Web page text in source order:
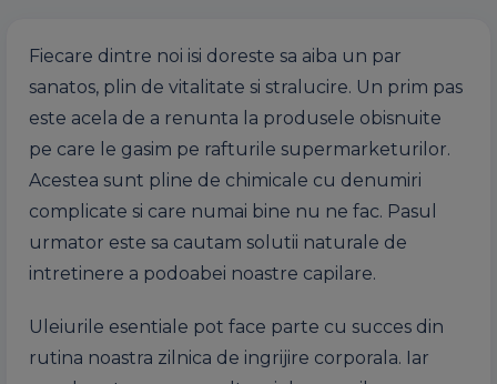
Fiecare dintre noi isi doreste sa aiba un par
sanatos, plin de vitalitate si stralucire. Un prim pas
este acela de a renunta la produsele obisnuite
pe care le gasim pe rafturile supermarketurilor.
Acestea sunt pline de chimicale cu denumiri
complicate si care numai bine nu ne fac. Pasul
urmator este sa cautam solutii naturale de
intretinere a podoabei noastre capilare.
Uleiurile esentiale pot face parte cu succes din
rutina noastra zilnica de ingrijire corporala. Iar